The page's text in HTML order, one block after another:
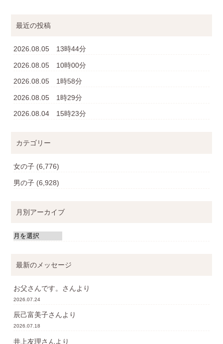
最近の投稿
2026.08.05 13時44分
2026.08.05 10時00分
2026.08.05 1時58分
2026.08.05 1時29分
2026.08.04 15時23分
カテゴリー
女の子 (6,776)
男の子 (6,928)
月別アーカイブ
最新のメッセージ
お父さんです。 さんより
2026.07.24
辰己富美子さんより
2026.07.18
井上友理さんより